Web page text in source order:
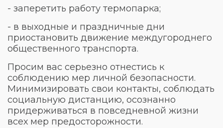
- заперетить работу термопарка;
- в выходные и праздничные дни
приостановить движение междугороднего
общественного транспорта.
Просим вас серьезно отнестись к
соблюдению мер личной безопасности.
Минимизировать свои контакты, соблюдать
социальную дистанцию, осознанно
придерживаться в повседневной жизни
всех мер предосторожности.